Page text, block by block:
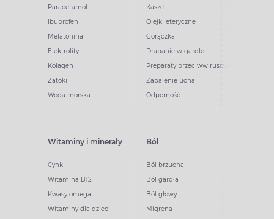
Paracetamol
Ibuprofen
Melatonina
Elektrolity
Kolagen
Zatoki
Woda morska
Kaszel
Olejki eteryczne
Gorączka
Drapanie w gardle
Preparaty przeciwwirusowe
Zapalenie ucha
Odporność
Witaminy i minerały
Cynk
Witamina B12
Kwasy omega
Witaminy dla dzieci
Ból
Ból brzucha
Ból gardła
Ból głowy
Migrena